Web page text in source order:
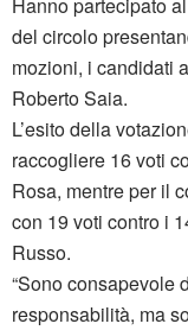
del circolo
mozioni, i candidati
Roberto Saia.
L’esito della
raccogliere 16 voti
Rosa, mentre per il
con 19 voti contro i
Russo.
“Sono consapevole
responsabilità, ma